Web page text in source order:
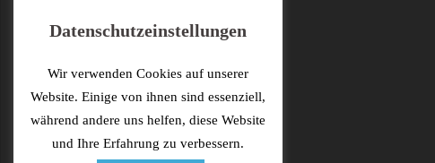
Datenschutzeinstellungen
Wir verwenden Cookies auf unserer
Website. Einige von ihnen sind essenziell,
während andere uns helfen, diese Website
und Ihre Erfahrung zu verbessern.